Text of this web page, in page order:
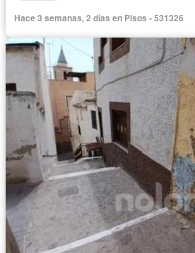
Hace 3 semanas, 2 días en Pisos - 531326